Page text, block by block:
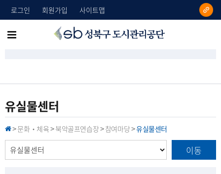
로그인 회원가입 사이트맵
리
공
단
메
보
기
유실물센터
H
M
> 문화‧체육> 북악골프연습장> 참여마당>유실물센터
이동